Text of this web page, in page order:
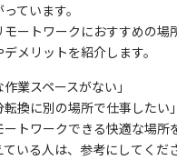
ています。
ートワークにおすすめの場
メリットを紹介します。
作業スペースがない」
転換に別の場所で仕事したい」
ートワークできる快適な場所
いる人は、参考にしてくだ